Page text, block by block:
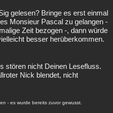
gelesen? Bringe es erst einmal
Monsieur Pascal zu gelangen -
Zeit bezogen -, dann würde
besser herüberkommen.
stören nicht Deinen Lesefluss.
Nick blendet, nicht
- es wurde bereits zuvor gewusst.